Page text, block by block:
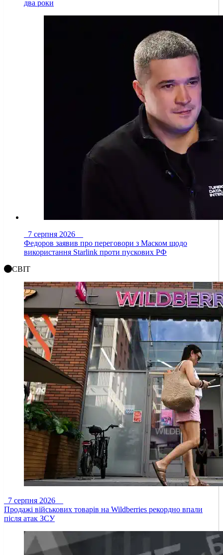
два роки
7 серпня 2026
Федоров заявив про переговори з Маском щодо
використання Starlink проти пускових РФ
СВІТ
7 серпня 2026
Продажі військових товарів на Wildberries рекордно впали
після атак ЗСУ